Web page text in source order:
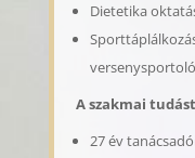
Dietetika
A szakmai
27 év